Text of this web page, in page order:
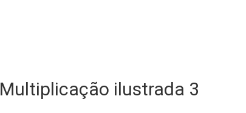
Multiplicação ilustrada 3